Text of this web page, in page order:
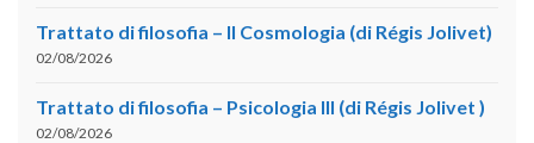
Trattato di filosofia – II Cosmologia (di Régis Jolivet)
02/08/2026
Trattato di filosofia – Psicologia III (di Régis Jolivet )
02/08/2026